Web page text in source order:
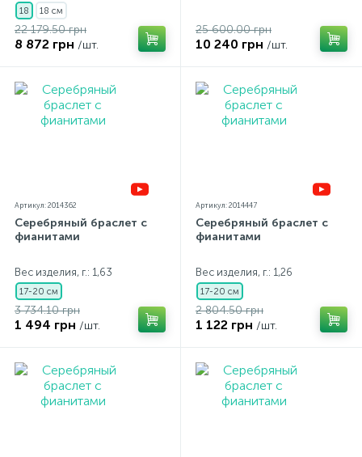
18 18 см
22 179.50 грн
8 872 грн /шт.
25 600.00 грн
10 240 грн /шт.
Артикул: 2014362
Серебряный браслет с
фианитами
Вес изделия, г.: 1,63
17-20 см
3 734.10 грн
1 494 грн /шт.
Артикул: 2014447
Серебряный браслет с
фианитами
Вес изделия, г.: 1,26
17-20 см
2 804.50 грн
1 122 грн /шт.